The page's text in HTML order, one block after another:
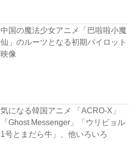
中国の魔法少女アニメ「巴啦啦小魔
仙」のルーツとなる初期パイロット
映像
気になる韓国アニメ 「ACRO-X」
「Ghost Messenger」「ウリビョル
1号とまだら牛」、他いろいろ